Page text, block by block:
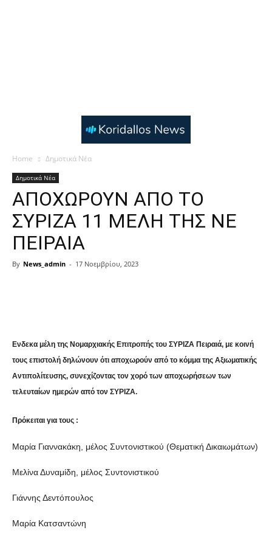
Home Δημοτικά Νέα
Δημοτικά Νέα
ΑΠΟΧΩΡΟΥΝ ΑΠΟ ΤΟ
ΣΥΡΙΖΑ 11 ΜΕΛΗ ΤΗΣ ΝΕ
ΠΕΙΡΑΙΑ
By News_admin - 17 Νοεμβρίου, 2023
Ενδεκα μέλη της Νομαρχιακής Επιτροπής του ΣΥΡΙΖΑ Πειραιά, με κοινή
τους επιστολή δηλώνουν ότι αποχωρούν από το κόμμα της Αξιωματικής
Αντιπολίτευσης, συνεχίζοντας τον χορό των αποχωρήσεων των
τελευταίων ημερών από τον ΣΥΡΙΖΑ.
Πρόκειται για τους :
Μαρία Γιαννακάκη, μέλος Συντονιστικού (Θεματική Δικαιωμάτων)
Μελίνα Δυναμίδη, μέλος Συντονιστικού
Γιάννης Δεντόπουλος
Μαρία Κατσαντώνη